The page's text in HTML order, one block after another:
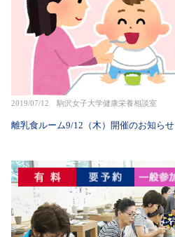
2019/07/12 駒沢女子大学健康栄養相談室
離乳食ルーム9/12（木）開催のお知らせ